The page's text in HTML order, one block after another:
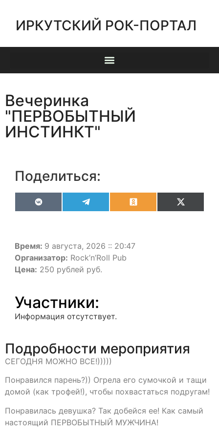
ИРКУТСКИЙ РОК-ПОРТАЛ
Вечеринка
"ПЕРВОБЫТНЫЙ
ИНСТИНКТ"
Поделиться:
VK OdnoklassnikiX
(Twitter)
Время: 9 августа, 2026 :: 20:47
Организатор: Rock’n’Roll Pub
Цена: 250 рублей руб.
Участники:
Информация отсутствует.
Подробности мероприятия
СЕГОДНЯ МОЖНО ВСЕ!)))))
Понравился парень?)) Огрела его сумочкой и тащи
домой (как трофей!), чтобы похвастаться подругам!
Понравилась девушка? Так добейся ее! Как самый
настоящий ПЕРВОБЫТНЫЙ МУЖЧИНА!